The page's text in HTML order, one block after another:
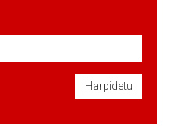
Harpidetu